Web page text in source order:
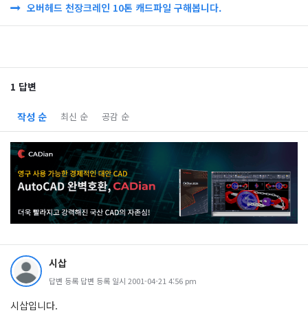
오버헤드 천장크레인 10톤 캐드파일 구해봅니다.
1 답변
작성 순 최신 순 공감 순
시삽
답변 등록 답변 등록 일시 2001-04-21 4:56 pm
시삽입니다.